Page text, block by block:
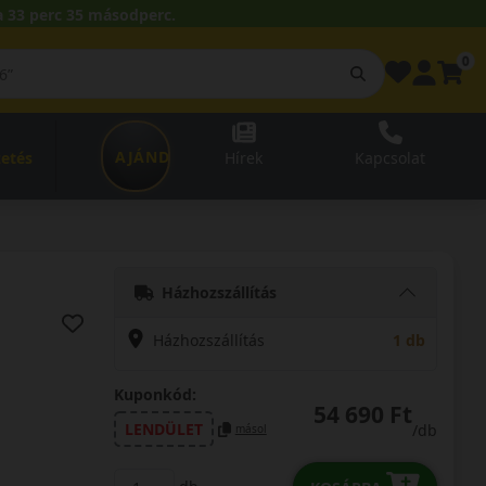
33 perc 34 másodperc.
AJÁNDÉKUTALVÁNY
Házhozszállítás
Házhozszállítás 1 db
Kuponkód:
LENDÜLET
másol 54 690 Ft
/db